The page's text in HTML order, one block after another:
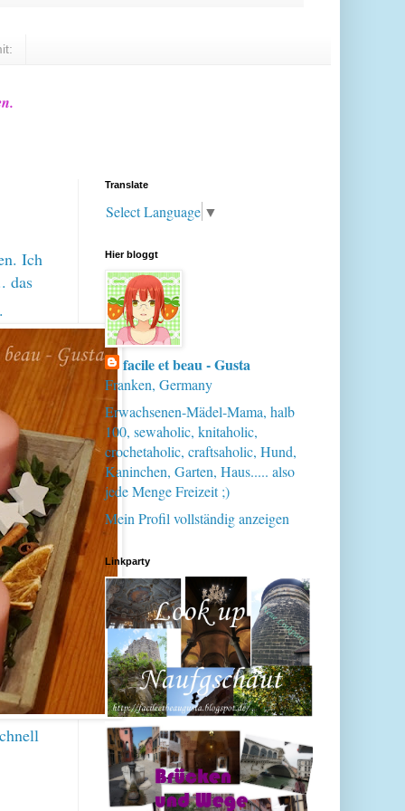
Ich
das
.
Translate
Select Language ▼
Hier bloggt
facile et beau - Gusta
Franken, Germany
Erwachsenen-Mädel-Mama, halb
100, sewaholic, knitaholic,
crochetaholic, craftsaholic, Hund,
Kaninchen, Garten, Haus..... also
jede Menge Freizeit ;)
Mein Profil vollständig anzeigen
Linkparty